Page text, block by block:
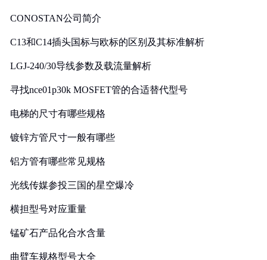
CONOSTAN公司简介
C13和C14插头国标与欧标的区别及其标准解析
LGJ-240/30导线参数及载流量解析
寻找nce01p30k MOSFET管的合适替代型号
电梯的尺寸有哪些规格
镀锌方管尺寸一般有哪些
铝方管有哪些常见规格
光线传媒参投三国的星空爆冷
横担型号对应重量
锰矿石产品化合水含量
曲臂车规格型号大全